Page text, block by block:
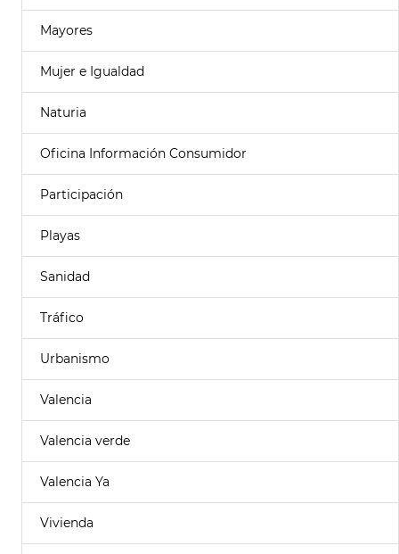
Mayores
Mujer e Igualdad
Naturia
Oficina Información Consumidor
Participación
Playas
Sanidad
Tráfico
Urbanismo
Valencia
Valencia verde
Valencia Ya
Vivienda